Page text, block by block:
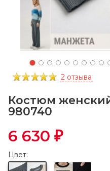
2 отзыва
Костюм
980740
6 630 ₽
Цвет: